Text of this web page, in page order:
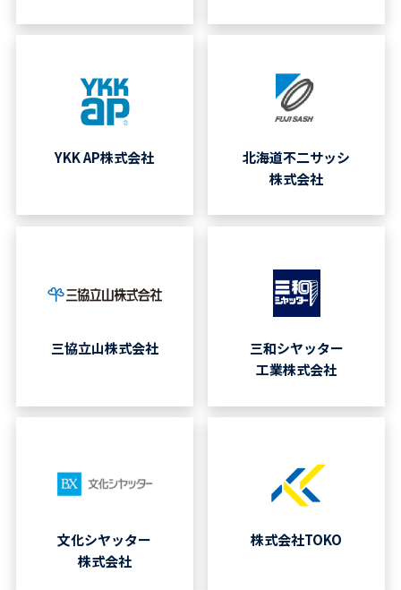
YKK AP株式会社
北海道不二サッシ
株式会社
三協立山株式会社
三和シヤッター
工業株式会社
文化シヤッター
株式会社
株式会社TOKO